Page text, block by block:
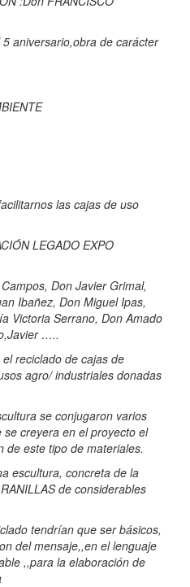
aniversario,obra de carácter
las cajas de uso
LEGADO EXPO
Don Javier Grimal,
Ibañez, Don Miguel Ipas,
Victoria Serrano, Don Amado
…..
reciclado de cajas de
agro/ industriales donadas
se conjugaron varios
creyera en el proyecto el
de este tipo de materiales.
escultura, concreta de la
de considerables
tendrían que ser básicos,
del mensaje,,en el lenguaje
,,para la elaboración de